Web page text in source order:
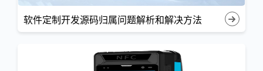
软件定制开发源码归属问题解析和解决方法